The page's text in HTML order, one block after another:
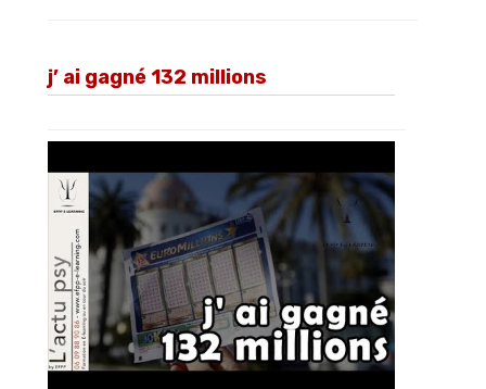
j’ ai gagné 132 millions